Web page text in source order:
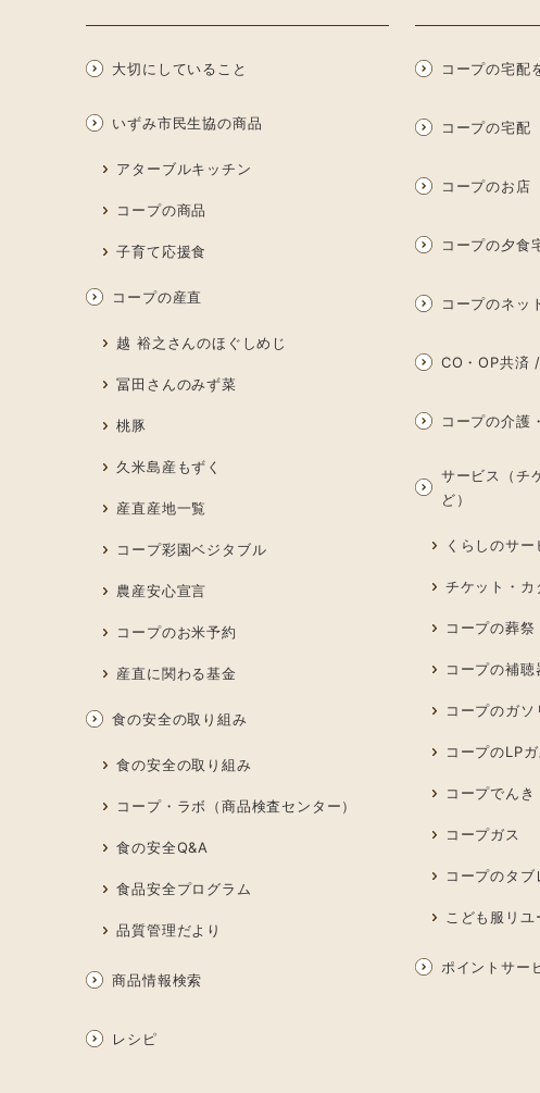
大切にしていること
いずみ市民生協の商品
アターブルキッチン
コープの商品
子育て応援食
コープの産直
越 裕之さんのほぐしめじ
冨田さんのみず菜
桃豚
久米島産もずく
産直産地一覧
コープ彩園ベジタブル
農産安心宣言
コープのお米予約
産直に関わる基金
食の安全の取り組み
食の安全の取り組み
コープ・ラボ（商品検査センター）
食の安全Q&A
食品安全プログラム
品質管理だより
商品情報検索
レシピ
コープの宅配
コープの宅配
コープのお店
コープの夕食
コープのネッ
CO・OP共済
コープの介護
サービス（チ
ど）
くらしのサー
チケット・カ
コープの葬祭
コープの補聴
コープのガソ
コープのLPガ
コープでんき
コープガス
コープのタブ
こども服リ
ポイントサー